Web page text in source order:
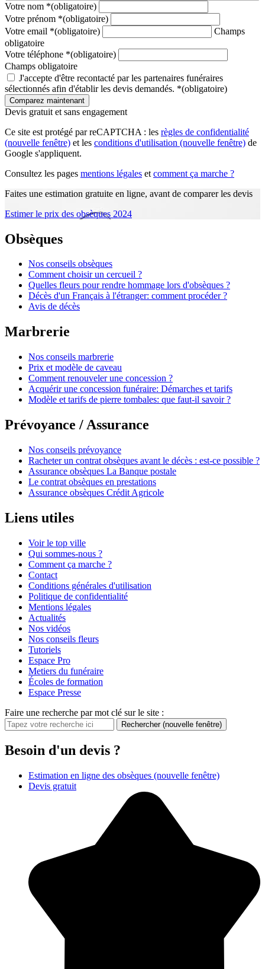
Votre nom *(obligatoire)
Votre prénom *(obligatoire)
Votre email *(obligatoire)
Champs
obligatoire
Votre téléphone *(obligatoire)
Champs obligatoire
J'accepte d'être recontacté par les partenaires funéraires
sélectionnés afin d'établir les devis demandés. *(obligatoire)
Devis gratuit et sans engagement
Ce site est protégé par reCAPTCHA : les règles de confidentialité
(nouvelle fenêtre) et les conditions d'utilisation (nouvelle fenêtre) de
Google s'appliquent.
Consultez les pages mentions légales et comment ça marche ?
Faites une estimation gratuite en ligne, avant de comparer les devis
Estimer le prix des obsèques 2024
Obsèques
Nos conseils obsèques
Comment choisir un cercueil ?
Quelles fleurs pour rendre hommage lors d'obsèques ?
Décès d'un Français à l'étranger: comment procéder ?
Avis de décès
Marbrerie
Nos conseils marbrerie
Prix et modèle de caveau
Comment renouveler une concession ?
Acquérir une concession funéraire: Démarches et tarifs
Modèle et tarifs de pierre tombales: que faut-il savoir ?
Prévoyance / Assurance
Nos conseils prévoyance
Racheter un contrat obsèques avant le décès : est-ce possible ?
Assurance obsèques La Banque postale
Le contrat obsèques en prestations
Assurance obsèques Crédit Agricole
Liens utiles
Voir le top ville
Qui sommes-nous ?
Comment ça marche ?
Contact
Conditions générales d'utilisation
Politique de confidentialité
Mentions légales
Actualités
Nos vidéos
Nos conseils fleurs
Tutoriels
Espace Pro
Metiers du funéraire
Écoles de formation
Espace Presse
Faire une recherche par mot clé sur le site :
Rechercher (nouvelle fenêtre)
Besoin d'un devis ?
Estimation en ligne des obsèques (nouvelle fenêtre)
Devis gratuit